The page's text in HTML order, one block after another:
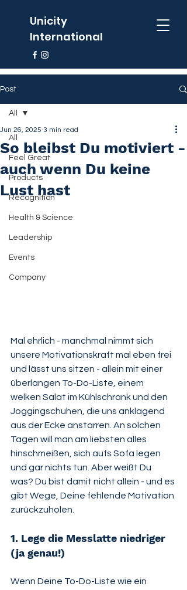
Unicity
International
Post
All
Feel Great
Products
Recognition
Health & Science
Leadership
Events
Company
All
So bleibst Du motiviert -
auch wenn Du keine
Lust hast
Jun 26, 2025 3 min read
Mal ehrlich - manchmal nimmt sich
unsere Motivationskraft mal eben frei
und lässt uns sitzen - allein mit einer
überlangen To-Do-Liste, einem
welken Salat im Kühlschrank und den
Joggingschuhen, die uns anklagend
aus der Ecke anstarren. An solchen
Tagen will man am liebsten alles
hinschmeißen, sich aufs Sofa legen
und gar nichts tun. Aber weißt Du
was? Du bist damit nicht allein - und es
gibt Wege, Deine fehlende Motivation
zurückzuholen.
1. Lege die Messlatte niedriger
(ja genau!)
Wenn Deine To-Do-Liste wie ein